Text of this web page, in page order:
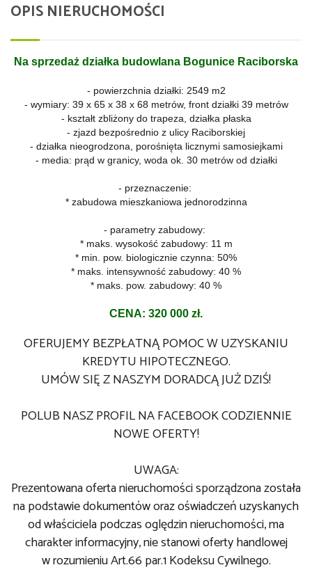
OPIS NIERUCHOMOŚCI
Na sprzedaż działka budowlana Bogunice Raciborska
- powierzchnia działki: 2549 m2
- wymiary: 39 x 65 x 38 x 68 metrów, front działki 39 metrów
- kształt zbliżony do trapeza, działka płaska
- zjazd bezpośrednio z ulicy Raciborskiej
- działka nieogrodzona, porośnięta licznymi samosiejkami
- media: prąd w granicy, woda ok. 30 metrów od działki
- przeznaczenie:
* zabudowa mieszkaniowa jednorodzinna
- parametry zabudowy:
* maks. wysokość zabudowy: 11 m
* min. pow. biologicznie czynna: 50%
* maks. intensywność zabudowy: 40 %
* maks. pow. zabudowy: 40 %
CENA: 320 000 zł.
OFERUJEMY BEZPŁATNĄ POMOC W UZYSKANIU
KREDYTU HIPOTECZNEGO.
UMÓW SIĘ Z NASZYM DORADCĄ JUŻ DZIŚ!
POLUB NASZ PROFIL NA FACEBOOK CODZIENNIE
NOWE OFERTY!
UWAGA:
Prezentowana oferta nieruchomości sporządzona została
na podstawie dokumentów oraz oświadczeń uzyskanych
od właściciela podczas oględzin nieruchomości, ma
charakter informacyjny, nie stanowi oferty handlowej
w rozumieniu Art.66 par.1 Kodeksu Cywilnego.